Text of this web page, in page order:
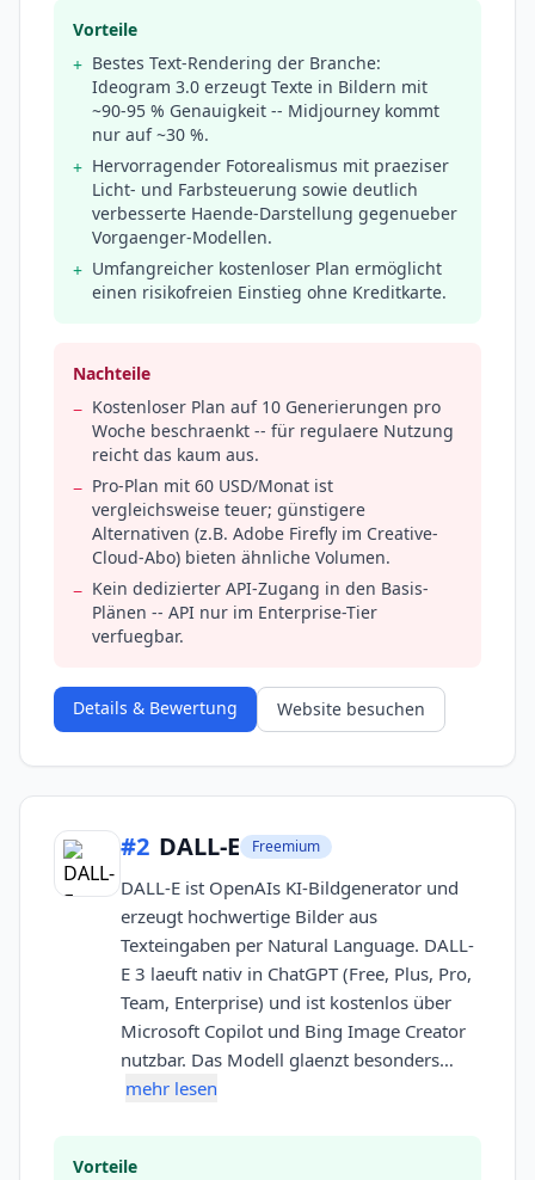
Vorteile
+ Bestes Text-Rendering der Branche:
Ideogram 3.0 erzeugt Texte in Bildern mit
~90-95 % Genauigkeit -- Midjourney kommt
nur auf ~30 %.
+ Hervorragender Fotorealismus mit praeziser
Licht- und Farbsteuerung sowie deutlich
verbesserte Haende-Darstellung gegenueber
Vorgaenger-Modellen.
+ Umfangreicher kostenloser Plan ermöglicht
einen risikofreien Einstieg ohne Kreditkarte.
Nachteile
− Kostenloser Plan auf 10 Generierungen pro
Woche beschraenkt -- für regulaere Nutzung
reicht das kaum aus.
− Pro-Plan mit 60 USD/Monat ist
vergleichsweise teuer; günstigere
Alternativen (z.B. Adobe Firefly im Creative-
Cloud-Abo) bieten ähnliche Volumen.
− Kein dedizierter API-Zugang in den Basis-
Plänen -- API nur im Enterprise-Tier
verfuegbar.
Details & Bewertung Website besuchen
#2 DALL-E Freemium
DALL-E ist OpenAIs KI-Bildgenerator und
erzeugt hochwertige Bilder aus
Texteingaben per Natural Language. DALL-
E 3 laeuft nativ in ChatGPT (Free, Plus, Pro,
Team, Enterprise) und ist kostenlos über
Microsoft Copilot und Bing Image Creator
nutzbar. Das Modell glaenzt besonders…
mehr lesen
Vorteile